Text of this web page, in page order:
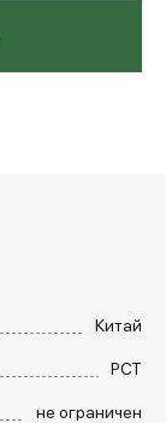
Китай
РСТ
не ограничен